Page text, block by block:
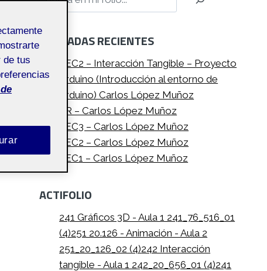
ENTRADAS RECIENTES
PEC2 – Interacción Tangible – Proyecto
Arduino (Introducción al entorno de
Arduino) Carlos López Muñoz
PR – Carlos López Muñoz
PEC3 – Carlos López Muñoz
PEC2 – Carlos López Muñoz
PEC1 – Carlos López Muñoz
ACTIFOLIO
241 Gráficos 3D - Aula 1 241_76_516_01
(4)251 20.126 - Animación - Aula 2
251_20_126_02 (4)242 Interacción
tangible - Aula 1 242_20_656_01 (4)241
de tus